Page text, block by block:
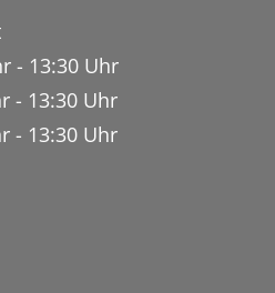
13:30 Uhr
13:30 Uhr
Uhr